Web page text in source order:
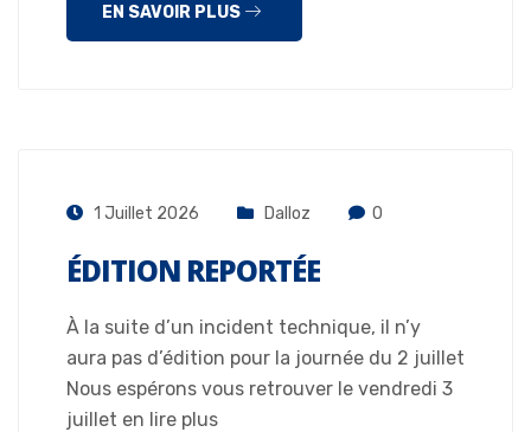
EN SAVOIR PLUS
1 Juillet 2026 Dalloz 0
ÉDITION REPORTÉE
À la suite d’un incident technique, il n’y
aura pas d’édition pour la journée du 2 juillet
Nous espérons vous retrouver le vendredi 3
juillet en lire plus